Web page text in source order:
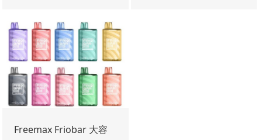
Freemax Friobar 大容